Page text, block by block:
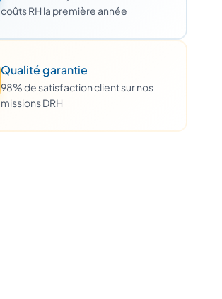
coûts RH la première année
Qualité garantie
98% de satisfaction client sur nos
missions DRH